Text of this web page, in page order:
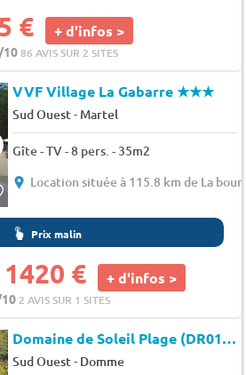
€ + d'infos >
1086 AVIS SUR 2 SITES
VVF Village La Gabarre★★★
Sud Ouest- Martel
Gîte - TV - 8 pers. - 35m2
Location située à 115.8 km de La
Prix malin
1420 € + d'infos >
2 AVIS SUR 1 SITES
Domaine de Soleil Plage (DR018)
Sud Ouest- Domme